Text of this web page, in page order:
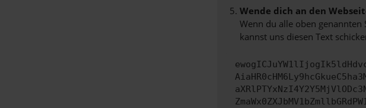
Wende dich an den
Wenn du alle oben
kannst uns diesen Text